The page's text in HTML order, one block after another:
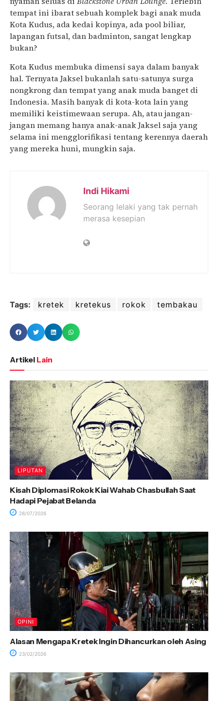
tempat ini ibarat sebuah komplek bagi anak muda
Kota Kudus, ada kedai kopinya, ada pool biliar,
lapangan futsal, dan badminton, sangat lengkap
bukan?
Kota Kudus membuka dimensi saya dalam banyak
hal. Ternyata Jaksel bukanlah satu-satunya surga
nongkrong dan tempat yang anak muda banget di
Indonesia. Masih banyak di kota-kota lain yang
memiliki keistimewaan serupa. Ah, atau jangan-
jangan memang hanya anak-anak Jaksel saja yang
selama ini mengglorifikasi tentang kerennya daerah
yang mereka huni, mungkin saja.
Indi Hikami
Seorang lelaki yang tak pernah
merasa kesepian
Tags: kretek kretekus rokok tembakau
Artikel Lain
LIPUTAN
Kisah Diplomasi Rokok Kiai Wahab Chasbullah Saat
Hadapi Pejabat Belanda
28/07/2026
OPINI
Alasan Mengapa Kretek Ingin Dihancurkan oleh Asing
23/02/2026